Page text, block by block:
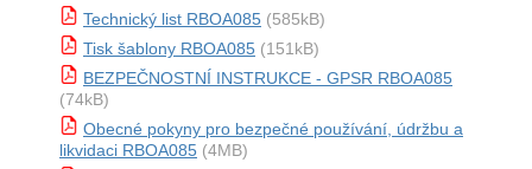
Technický list RBOA085 (585kB)
Tisk šablony RBOA085 (151kB)
BEZPEČNOSTNÍ INSTRUKCE - GPSR RBOA085
(74kB)
Obecné pokyny pro bezpečné používání, údržbu a
likvidaci RBOA085 (4MB)